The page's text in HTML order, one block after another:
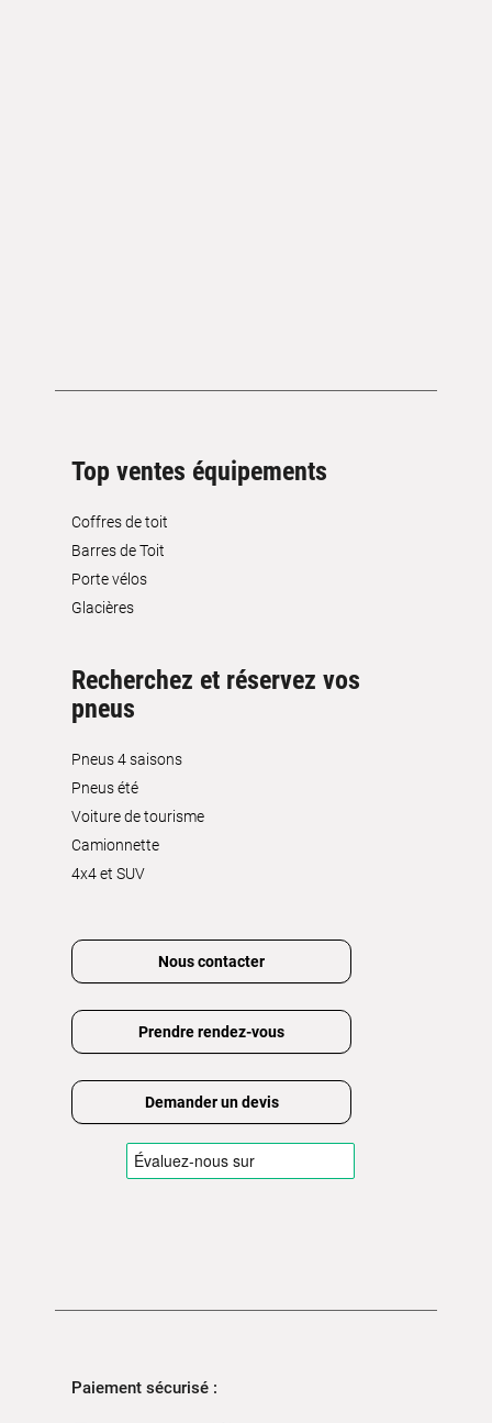
Top ventes équipements
Coffres de toit
Barres de Toit
Porte vélos
Glacières
Recherchez et réservez vos
pneus
Pneus 4 saisons
Pneus été
Voiture de tourisme
Camionnette
4x4 et SUV
Nous contacter
Prendre rendez-vous
Demander un devis
Paiement sécurisé :